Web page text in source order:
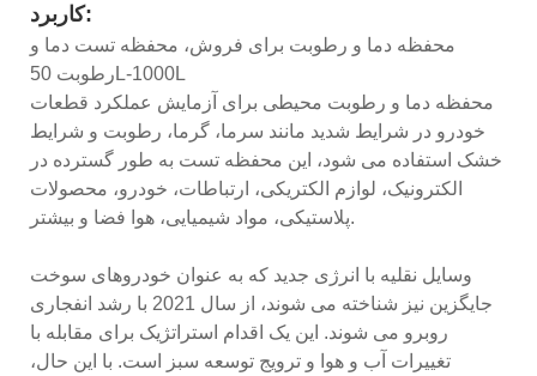
کاربرد:
محفظه دما و رطوبت برای فروش، محفظه تست دما و
رطوبت 50L-1000L
محفظه دما و رطوبت محیطی برای آزمایش عملکرد قطعات
خودرو در شرایط شدید مانند سرما، گرما، رطوبت و شرایط
خشک استفاده می شود، این محفظه تست به طور گسترده در
الکترونیک، لوازم الکتریکی، ارتباطات، خودرو، محصولات
پلاستیکی، مواد شیمیایی، هوا فضا و بیشتر.
وسایل نقلیه با انرژی جدید که به عنوان خودروهای سوخت
جایگزین نیز شناخته می شوند، از سال 2021 با رشد انفجاری
روبرو می شوند. این یک اقدام استراتژیک برای مقابله با
تغییرات آب و هوا و ترویج توسعه سبز است. با این حال،